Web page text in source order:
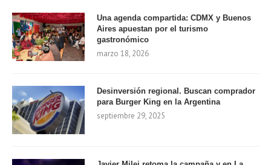
Una agenda compartida: CDMX y Buenos
Aires apuestan por el turismo
gastronómico
marzo 18, 2026
Desinversión regional. Buscan comprador
para Burger King en la Argentina
septiembre 29, 2025